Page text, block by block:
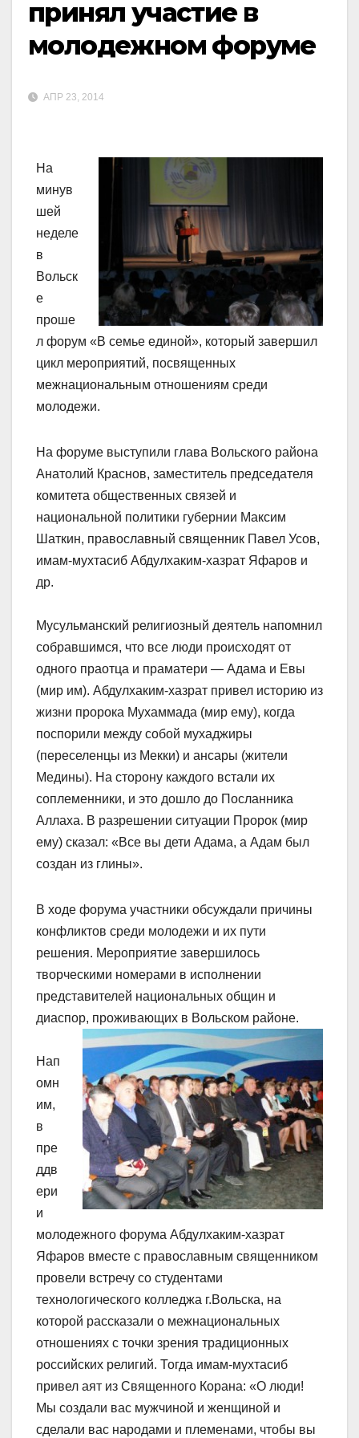
принял участие в
молодежном форуме
АПР 23, 2014
На
минув
шей
неделе
в
Вольск
е
проше
л форум «В семье единой», который завершил
цикл мероприятий, посвященных
межнациональным отношениям среди
молодежи.
На форуме выступили глава Вольского района
Анатолий Краснов, заместитель председателя
комитета общественных связей и
национальной политики губернии Максим
Шаткин, православный священник Павел Усов,
имам-мухтасиб Абдулхаким-хазрат Яфаров и
др.
Мусульманский религиозный деятель напомнил
собравшимся, что все люди происходят от
одного праотца и праматери — Адама и Евы
(мир им). Абдулхаким-хазрат привел историю из
жизни пророка Мухаммада (мир ему), когда
поспорили между собой мухаджиры
(переселенцы из Мекки) и ансары (жители
Медины). На сторону каждого встали их
соплеменники, и это дошло до Посланника
Аллаха. В разрешении ситуации Пророк (мир
ему) сказал: «Все вы дети Адама, а Адам был
создан из глины».
В ходе форума участники обсуждали причины
конфликтов среди молодежи и их пути
решения. Мероприятие завершилось
творческими номерами в исполнении
представителей национальных общин и
диаспор, проживающих в Вольском районе.
Нап
омн
им,
в
пре
ддв
ери
и
молодежного форума Абдулхаким-хазрат
Яфаров вместе с православным священником
провели встречу со студентами
технологического колледжа г.Вольска, на
которой рассказали о межнациональных
отношениях с точки зрения традиционных
российских религий. Тогда имам-мухтасиб
привел аят из Священного Корана: «О люди!
Мы создали вас мужчиной и женщиной и
сделали вас народами и племенами, чтобы вы